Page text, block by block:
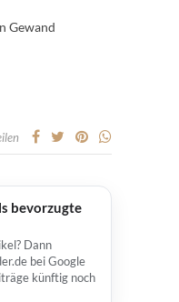
Gewand
bevorzugte
Dann
bei Google
künftig noch